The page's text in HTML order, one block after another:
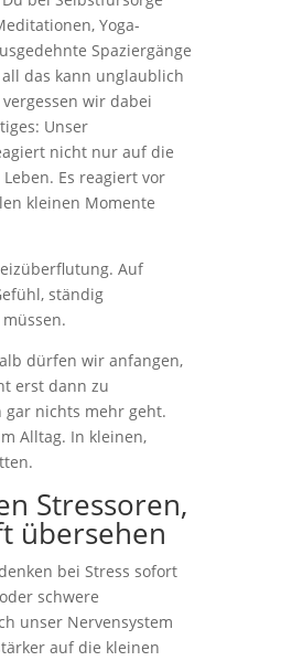
Yoga-
Spaziergänge
das kann unglaublich
wir dabei
Unser
nicht nur auf die
Es reagiert vor
kleinen Momente
Auf
ständig
dürfen wir anfangen,
erst dann zu
gar nichts mehr geht.
Alltag. In kleinen,
Stressoren,
übersehen
bei Stress sofort
schwere
unser Nervensystem
auf die kleinen